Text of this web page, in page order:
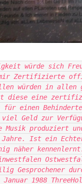
würde sich
mir Zertifizierte
würden in allen
diese eine
einen
Geld zur
Musik produziert
Ist ein Echter
näher
Gesprochener
Januar 1988